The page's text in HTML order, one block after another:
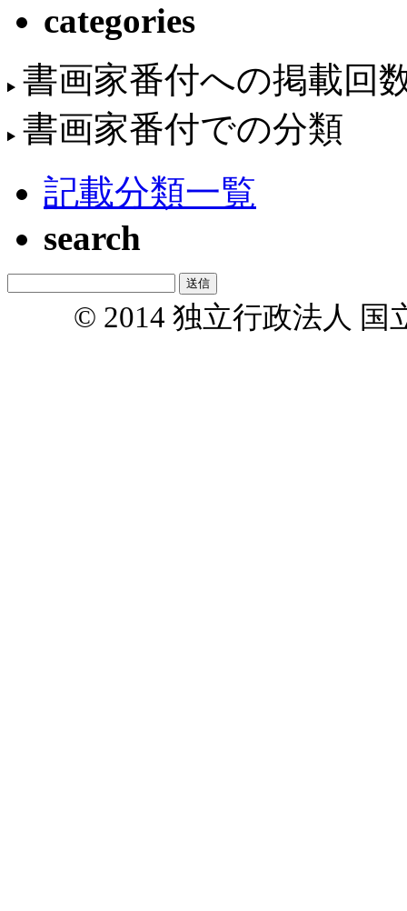
categories
書画家番付への掲載回
書画家番付での分類
記載分類一覧
search
© 2014 独立行政法人 国